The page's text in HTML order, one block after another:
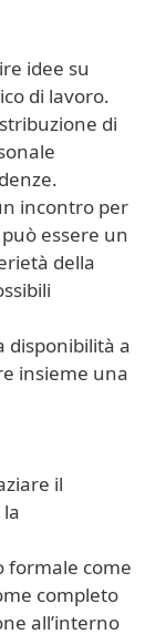
idee su
di lavoro.
di
incontro per
essere un
della
disponibilità a
insieme una
il
formale come
completo
all’interno